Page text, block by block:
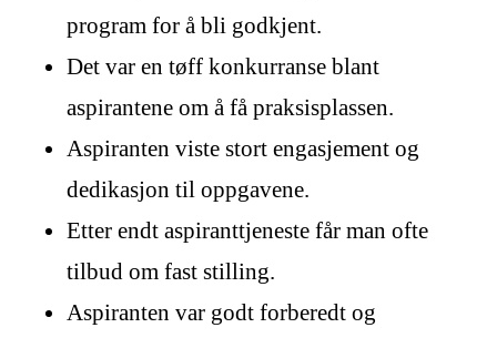
program for å bli godkjent.
Det var en tøff konkurranse blant
aspirantene om å få praksisplassen.
Aspiranten viste stort engasjement og
dedikasjon til oppgavene.
Etter endt aspiranttjeneste får man ofte
tilbud om fast stilling.
Aspiranten var godt forberedt og